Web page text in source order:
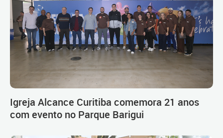
Igreja Alcance Curitiba comemora 21 anos
com evento no Parque Barigui